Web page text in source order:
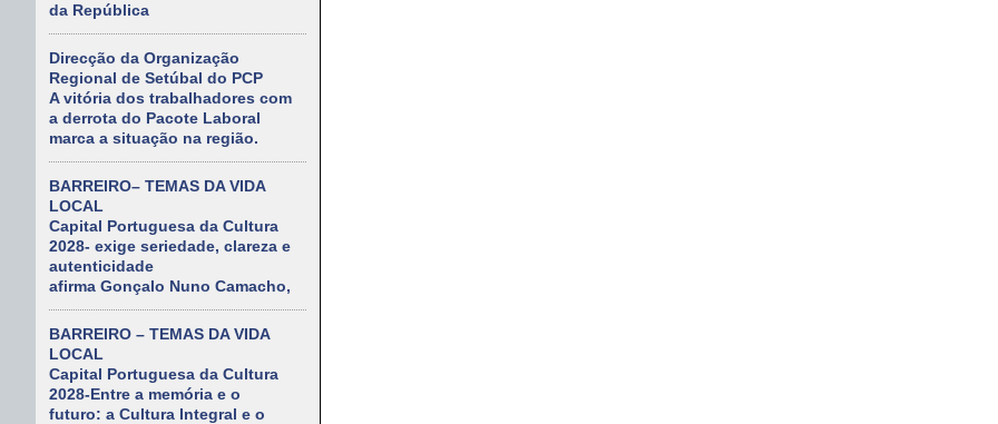
da República
Direcção da Organização
Regional de Setúbal do PCP
A vitória dos trabalhadores com
a derrota do Pacote Laboral
marca a situação na região.
BARREIRO– TEMAS DA VIDA
LOCAL
Capital Portuguesa da Cultura
2028- exige seriedade, clareza e
autenticidade
afirma Gonçalo Nuno Camacho,
BARREIRO – TEMAS DA VIDA
LOCAL
Capital Portuguesa da Cultura
2028-Entre a memória e o
futuro: a Cultura Integral e o